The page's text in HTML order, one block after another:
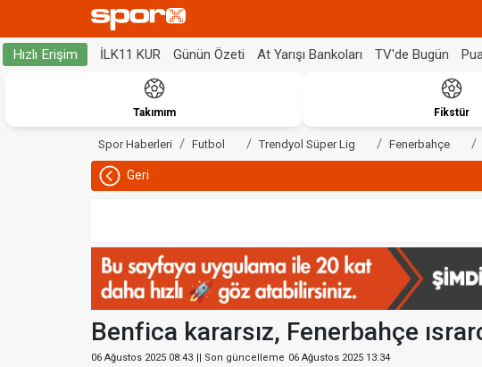
Hızlı Erişim İLK11 KUR Günün Özeti At Yarışı Bankoları TV'de Bugün
Takımım Fikstür
Spor Haberleri Futbol Trendyol Süper Lig Fenerbahçe
Geri
Benfica kararsız, Fenerbahçe
06 Ağustos 2025 08:43 || Son güncelleme 06 Ağustos 2025 13:34